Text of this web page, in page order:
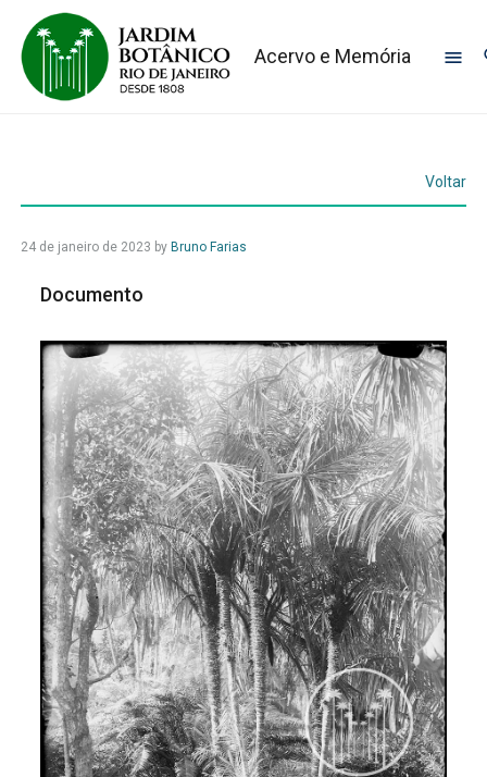
Acervo e Memória
Voltar
24 de janeiro de 2023 by Bruno Farias
Documento